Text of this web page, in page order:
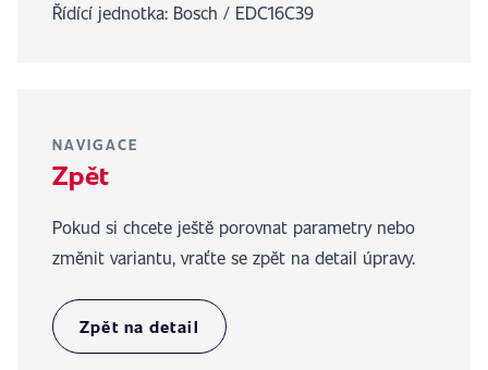
Řídící jednotka: Bosch / EDC16C39
NAVIGACE
Zpět
Pokud si chcete ještě porovnat parametry nebo
změnit variantu, vraťte se zpět na detail úpravy.
Zpět na detail